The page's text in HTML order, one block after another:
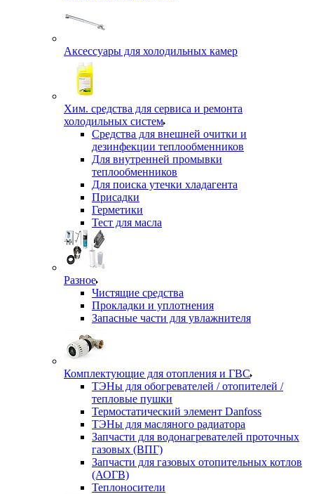
Аксессуары для холодильных камер
Хим. средства для сервиса и ремонта
холодильных систем
Средства для внешней очитки и
дезинфекции теплообменников
Для внутренней промывки
теплообменников
Для поиска утечки хладагента
Присадки
Герметики
Тест для масла
Разное
Чистящие средства
Прокладки и уплотнения
Запасные части для увлажнителя
Комплектующие для отопления и ГВС
ТЭНы для обогревателей / отопителей /
тепловые пушки
Термостатический элемент Danfoss
ТЭНы для масляного радиатора
Запчасти для водонагревателей проточных
газовых (ВПГ)
Запчасти для газовых отопительных котлов
(АОГВ)
Теплоносители